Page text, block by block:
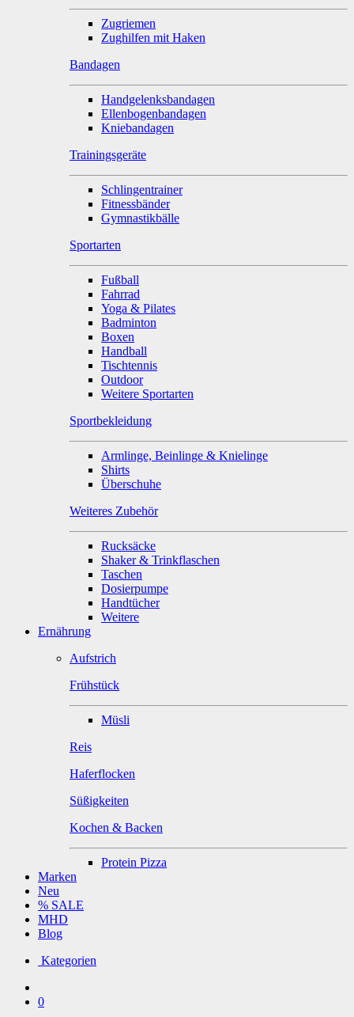
Zugriemen
Zughilfen mit Haken
Bandagen
Handgelenksbandagen
Ellenbogenbandagen
Kniebandagen
Trainingsgeräte
Schlingentrainer
Fitnessbänder
Gymnastikbälle
Sportarten
Fußball
Fahrrad
Yoga & Pilates
Badminton
Boxen
Handball
Tischtennis
Outdoor
Weitere Sportarten
Sportbekleidung
Armlinge, Beinlinge & Knielinge
Shirts
Überschuhe
Weiteres Zubehör
Rucksäcke
Shaker & Trinkflaschen
Taschen
Dosierpumpe
Handtücher
Weitere
Ernährung
Aufstrich
Frühstück
Müsli
Reis
Haferflocken
Süßigkeiten
Kochen & Backen
Protein Pizza
Marken
Neu
% SALE
MHD
Blog
Kategorien
0